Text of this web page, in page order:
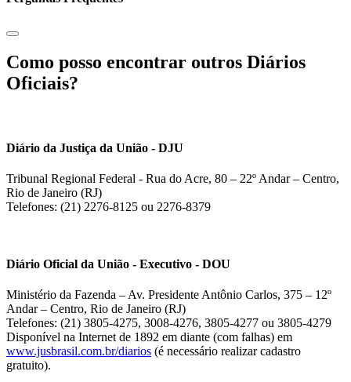
Como posso encontrar outros Diários
Oficiais?
Diário da Justiça da União - DJU
Tribunal Regional Federal - Rua do Acre, 80 – 22º Andar – Centro,
Rio de Janeiro (RJ)
Telefones: (21) 2276-8125 ou 2276-8379
Diário Oficial da União - Executivo - DOU
Ministério da Fazenda – Av. Presidente Antônio Carlos, 375 – 12º
Andar – Centro, Rio de Janeiro (RJ)
Telefones: (21) 3805-4275, 3008-4276, 3805-4277 ou 3805-4279
Disponível na Internet de 1892 em diante (com falhas) em
www.jusbrasil.com.br/diarios (é necessário realizar cadastro
gratuito).